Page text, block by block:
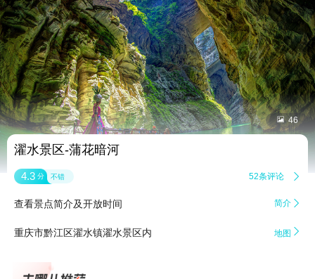
 46
濯水景区-蒲花暗河
4.3 分 不错 52条评论 
查看景点简介及开放时间 简介 
重庆市黔江区濯水镇濯水景区内 地图 
